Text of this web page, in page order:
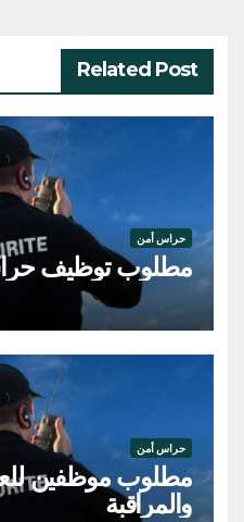
Related Post
حراس أمن
مطلوب توظيف
حراس أمن
مطلوب موظفين
والمراقبة